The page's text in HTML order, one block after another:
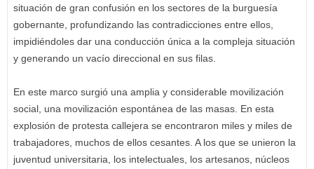
situación de gran confusión en los sectores de la burguesía
gobernante, profundizando las contradicciones entre ellos,
impidiéndoles dar una conducción única a la compleja situación
y generando un vacío direccional en sus filas.
En este marco surgió una amplia y considerable movilización
social, una movilización espontánea de las masas. En esta
explosión de protesta callejera se encontraron miles y miles de
trabajadores, muchos de ellos cesantes. A los que se unieron la
juventud universitaria, los intelectuales, los artesanos, núcleos